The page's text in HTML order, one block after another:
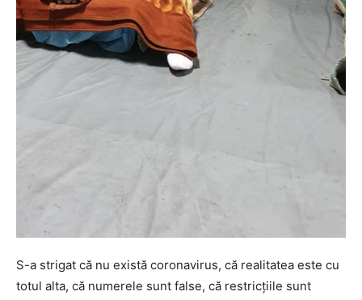
S-a strigat că nu există coronavirus, că realitatea este cu
totul alta, că numerele sunt false, că restricțiile sunt